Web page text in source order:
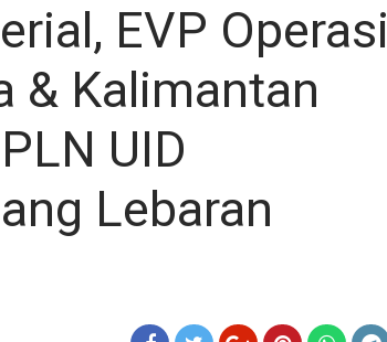
EVP Operasi
& Kalimantan
UID
Lebaran